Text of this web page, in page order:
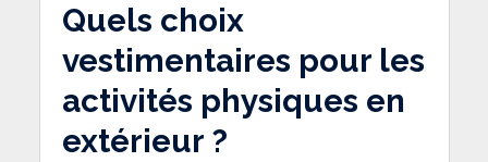
Quels choix
vestimentaires pour les
activités physiques en
extérieur ?